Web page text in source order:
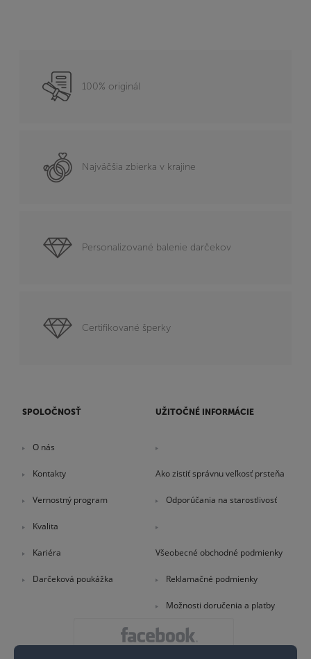
100% originál
Najväčšia zbierka v krajine
Personalizované balenie darčekov
Certifikované šperky
SPOLOČNOSŤ
O nás
Kontakty
Vernostný program
Kvalita
Kariéra
Darčeková poukážka
UŽITOČNÉ INFORMÁCIE
Ako zistiť správnu veľkosť prsteňa
Odporúčania na starostlivosť
Všeobecné obchodné podmienky
Reklamačné podmienky
Možnosti doručenia a platby